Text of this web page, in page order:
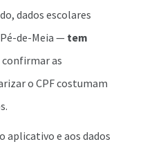
dados escolares
de-Meia —tem
confirmar as
o CPF costumam
aplicativo e aos dados